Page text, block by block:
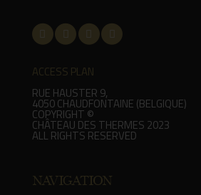
ACCESS PLAN
RUE HAUSTER 9,
4050 CHAUDFONTAINE (BELGIQUE)
COPYRIGHT ©
CHÂTEAU DES THERMES 2023
ALL RIGHTS RESERVED
NAVIGATION